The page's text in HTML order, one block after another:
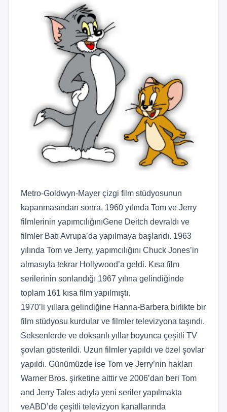
Metro-Goldwyn-Mayer çizgi film stüdyosunun
kapanmasından sonra, 1960 yılında Tom ve Jerry
filmlerinin yapımcılığınıGene Deitch devraldı ve
filmler Batı Avrupa’da yapılmaya başlandı. 1963
yılında Tom ve Jerry, yapımcılığını Chuck Jones’in
almasıyla tekrar Hollywood’a geldi. Kısa film
serilerinin sonlandığı 1967 yılına gelindiğinde
toplam 161 kısa film yapılmıştı.
1970’li yıllara gelindiğine Hanna-Barbera birlikte bir
film stüdyosu kurdular ve filmler televizyona taşındı.
Seksenlerde ve doksanlı yıllar boyunca çeşitli TV
şovları gösterildi. Uzun filmler yapıldı ve özel şovlar
yapıldı. Günümüzde ise Tom ve Jerry’nin hakları
Warner Bros. şirketine aittir ve 2006’dan beri Tom
and Jerry Tales adıyla yeni seriler yapılmakta
veABD’de çeşitli televizyon kanallarında